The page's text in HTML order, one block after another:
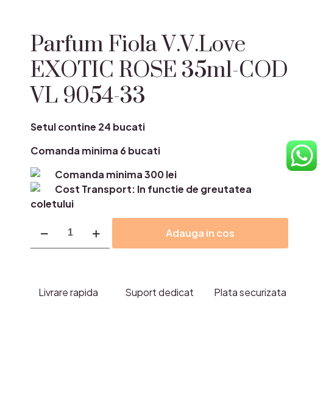
Parfum Fiola V.V.Love
EXOTIC ROSE 35ml-COD
VL 9054-33
Setul contine 24 bucati
Comanda minima 6 bucati
Comanda minima 300 lei
Cost Transport: In functie de greutatea
coletului
Parfum
ROSE
Adauga in cos
Livrare rapida Suport dedicat Plata securizata